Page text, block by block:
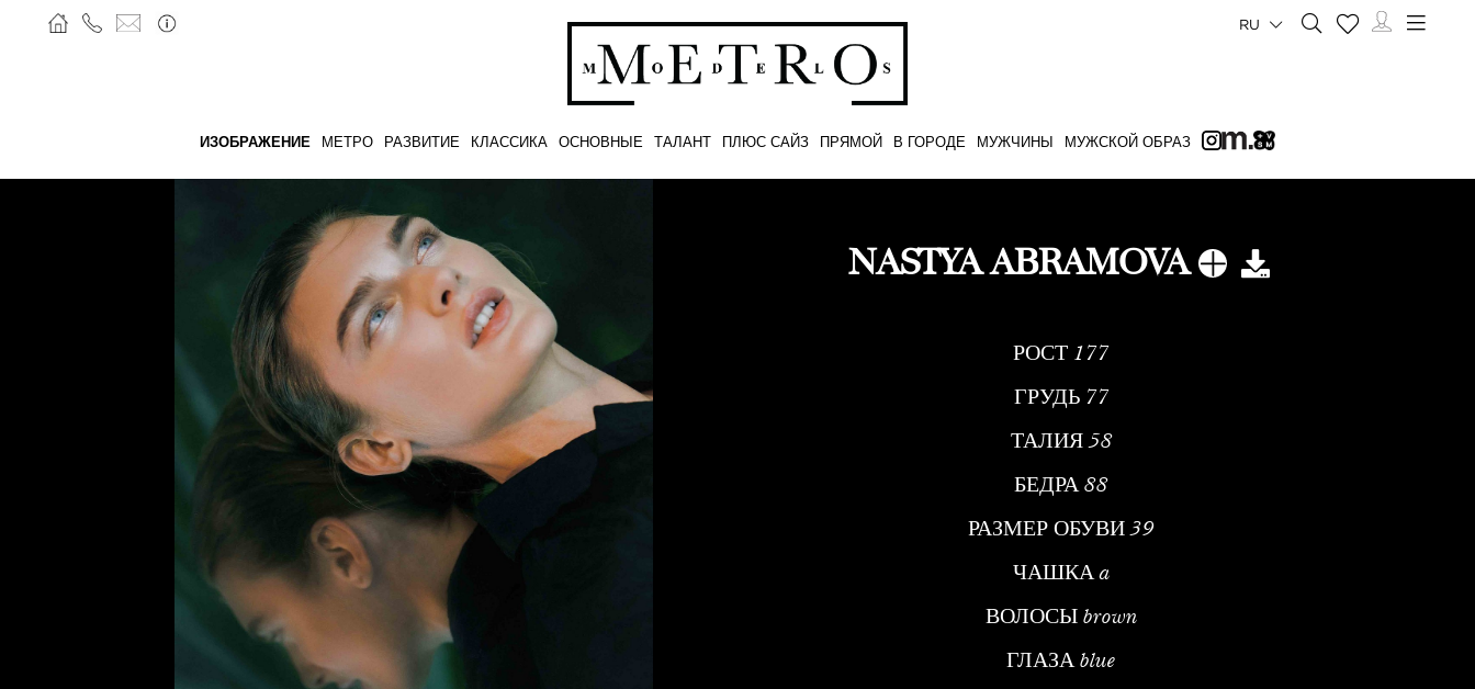
ИЗОБРАЖЕНИЕ МЕТРО РАЗВИТИЕ КЛАССИКА ОСНОВНЫЕ ТАЛАНТ ПЛЮС САЙЗ ПРЯМОЙ В ГОРОДЕ МУЖЧИНЫ МУЖСКОЙ ОБРАЗ
RU
NASTYA ABRAMOVA
РОСТ 177
ГРУДЬ 77
ТАЛИЯ 58
БЕДРА 88
РАЗМЕР ОБУВИ 39
ЧАШКА a
ВОЛОСЫ brown
ГЛАЗА blue
Nastya Abramova – Украинская Модель МодыОткрытие и Начало КарьерыНастя Абрамова —